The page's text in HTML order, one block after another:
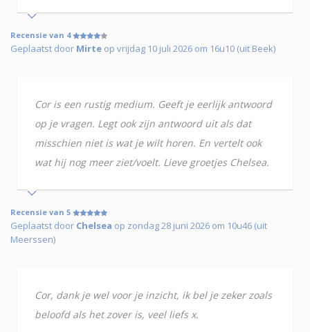
Recensie van 4
Geplaatst door Mirte op vrijdag 10 juli 2026 om 16u10 (uit Beek)
Cor is een rustig medium. Geeft je eerlijk antwoord
op je vragen. Legt ook zijn antwoord uit als dat
misschien niet is wat je wilt horen. En vertelt ook
wat hij nog meer ziet/voelt. Lieve groetjes Chelsea.
Recensie van 5
Geplaatst door Chelsea op zondag 28 juni 2026 om 10u46 (uit
Meerssen)
Cor, dank je wel voor je inzicht, ik bel je zeker zoals
beloofd als het zover is, veel liefs x.